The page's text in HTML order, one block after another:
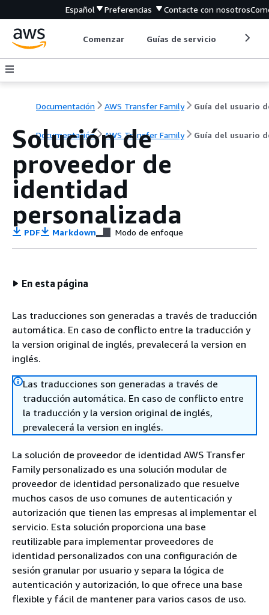
Español Preferencias Contacte con nosotros
Comenzar Guías de servicio
Documentación AWS Transfer Family Guía del usuario
Documentación AWS Transfer Family Guía del usuario
Solución de
proveedor de
identidad
personalizada
PDF Markdown Modo de enfoque
En esta página
Las traducciones son generadas a través de traducción
automática. En caso de conflicto entre la traducción y
la version original de inglés, prevalecerá la version en
inglés.
Las traducciones son generadas a través de
traducción automática. En caso de conflicto entre
la traducción y la version original de inglés,
prevalecerá la version en inglés.
La solución de proveedor de identidad AWS Transfer
Family personalizado es una solución modular de
proveedor de identidad personalizado que resuelve
muchos casos de uso comunes de autenticación y
autorización que tienen las empresas al implementar el
servicio. Esta solución proporciona una base
reutilizable para implementar proveedores de
identidad personalizados con una configuración de
sesión granular por usuario y separa la lógica de
autenticación y autorización, lo que ofrece una base
flexible y fácil de mantener para varios casos de uso.